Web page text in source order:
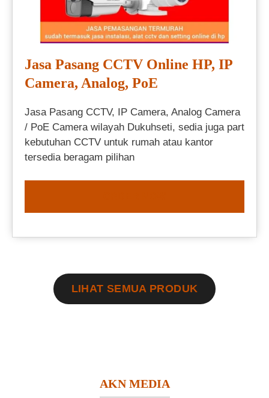
Jasa Pasang CCTV Online HP, IP
Camera, Analog, PoE
Jasa Pasang CCTV, IP Camera, Analog Camera
/ PoE Camera wilayah Dukuhseti, sedia juga part
kebutuhan CCTV untuk rumah atau kantor
tersedia beragam pilihan
LIHAT SEMUA PRODUK
AKN MEDIA